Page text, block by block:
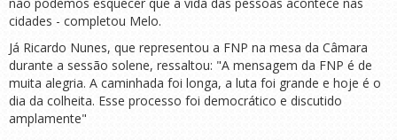
cidades - completou Melo.
Já Ricardo Nunes, que representou a FNP na mesa da Câmara
durante a sessão solene, ressaltou: "A mensagem da FNP é de
muita alegria. A caminhada foi longa, a luta foi grande e hoje é o
dia da colheita. Esse processo foi democrático e discutido
amplamente"